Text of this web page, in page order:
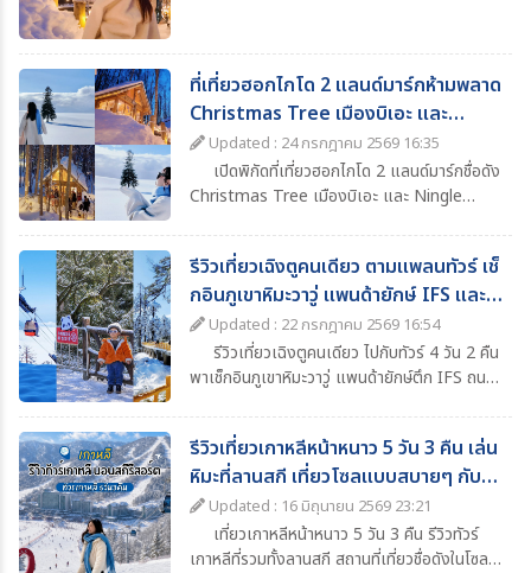
ที่เที่ยวฮอกไกโด 2 แลนด์มาร์กห้ามพลาด
Christmas Tree เมืองบิเอะ และ
Ningle Terrace เมืองฟุราโนะ
Updated : 24 กรกฎาคม 2569 16:35
เปิดพิกัดที่เที่ยวฮอกไกโด 2 แลนด์มาร์กชื่อดัง
Christmas Tree เมืองบิเอะ และ Ningle
รีวิวเที่ยวเฉิงตูคนเดียว ตามแพลนทัวร์ เช็
กอินภูเขาหิมะวาวู่ แพนด้ายักษ์ IFS และ
แลนด์มาร์กห้ามพลาด
Updated : 22 กรกฎาคม 2569 16:54
รีวิวเที่ยวเฉิงตูคนเดียว ไปกับทัวร์ 4 วัน 2 คืน
พาเช็กอินภูเขาหิมะวาวู่ แพนด้ายักษ์ตึก IFS ถนน
รีวิวเที่ยวเกาหลีหน้าหนาว 5 วัน 3 คืน เล่น
หิมะที่ลานสกี เที่ยวโซลแบบสบายๆ กับ
ทัวร์Updated : 16 มิถุนายน 2569 23:21
เที่ยวเกาหลีหน้าหนาว 5 วัน 3 คืน รีวิวทัวร์
เกาหลีที่รวมทั้งลานสกี สถานที่เที่ยวชื่อดังในโซล